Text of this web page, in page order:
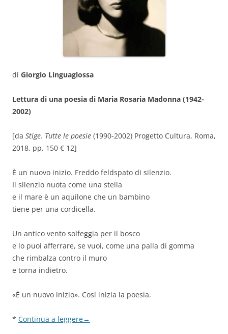
di Giorgio Linguaglossa
Lettura di una poesia di Maria Rosaria Madonna (1942-
2002)
[da Stige. Tutte le poesie (1990-2002) Progetto Cultura, Roma,
2018, pp. 150 € 12]
È un nuovo inizio. Freddo feldspato di silenzio.
Il silenzio nuota come una stella
e il mare è un aquilone che un bambino
tiene per una cordicella.
Un antico vento solfeggia per il bosco
e lo puoi afferrare, se vuoi, come una palla di gomma
che rimbalza contro il muro
e torna indietro.
«È un nuovo inizio». Così inizia la poesia.
* Continua a leggere→